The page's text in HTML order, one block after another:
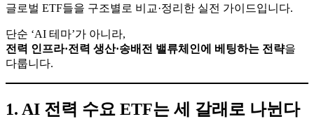
글로벌 ETF들을 구조별로 비교·정리한 실전 가이드입니다.
단순 ‘AI 테마’가 아니라,
전력 인프라·전력 생산·송배전 밸류체인에 베팅하는 전략을
다룹니다.
1. AI 전력 수요 ETF는 세 갈래로 나뉜다